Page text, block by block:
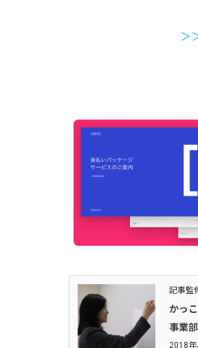
＞
記事監
かっ
事業
2018年